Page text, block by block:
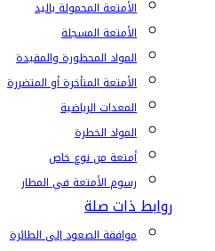
الأمتعة المحمولة باليد
الأمتعة المسجلة
المواد المحظورة والمقيدة
الأمتعة المتأخرة أو المتضررة
المعدات الرياضية
المواد الخطرة
أمتعة من نوع خاص
رسوم الأمتعة في المطار
روابط ذات صلة
موافقة الصعود إلى الطائرة